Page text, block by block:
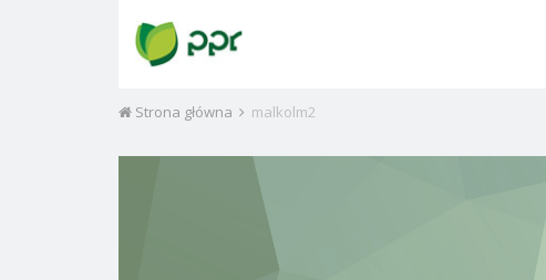
Strona główna malkolm2